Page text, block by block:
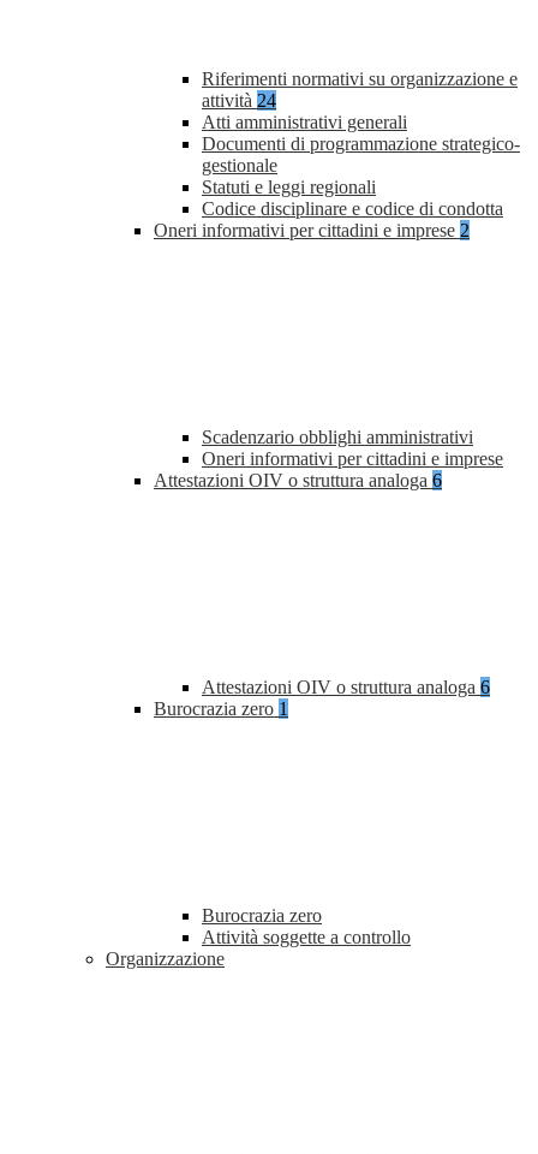
Riferimenti normativi su organizzazione e
attività 24
Atti amministrativi generali
Documenti di programmazione strategico-
gestionale
Statuti e leggi regionali
Codice disciplinare e codice di condotta
Oneri informativi per cittadini e imprese 2
Scadenzario obblighi amministrativi
Oneri informativi per cittadini e imprese
Attestazioni OIV o struttura analoga 6
Attestazioni OIV o struttura analoga 6
Burocrazia zero 1
Burocrazia zero
Attività soggette a controllo
Organizzazione